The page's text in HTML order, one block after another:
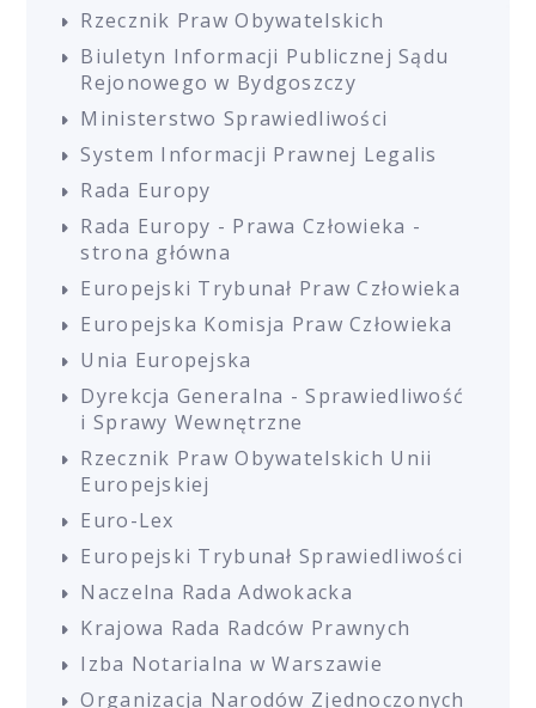
Rzecznik Praw Obywatelskich
Biuletyn Informacji Publicznej Sądu
Rejonowego w Bydgoszczy
Ministerstwo Sprawiedliwości
System Informacji Prawnej Legalis
Rada Europy
Rada Europy - Prawa Człowieka -
strona główna
Europejski Trybunał Praw Człowieka
Europejska Komisja Praw Człowieka
Unia Europejska
Dyrekcja Generalna - Sprawiedliwość
i Sprawy Wewnętrzne
Rzecznik Praw Obywatelskich Unii
Europejskiej
Euro-Lex
Europejski Trybunał Sprawiedliwości
Naczelna Rada Adwokacka
Krajowa Rada Radców Prawnych
Izba Notarialna w Warszawie
Organizacja Narodów Zjednoczonych